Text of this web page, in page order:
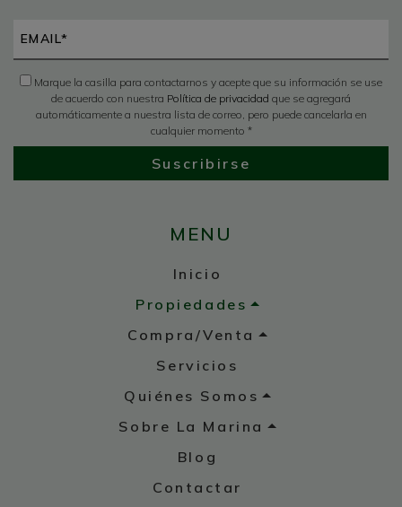
Marque la casilla para contactarnos y acepte que su información se use
de acuerdo con nuestra Política de privacidad que se agregará
automáticamente a nuestra lista de correo, pero puede cancelarla en
cualquier momento *
Suscribirse
MENU
Inicio
Propiedades
Compra/Venta
Servicios
Quiénes Somos
Sobre La Marina
Blog
Contactar